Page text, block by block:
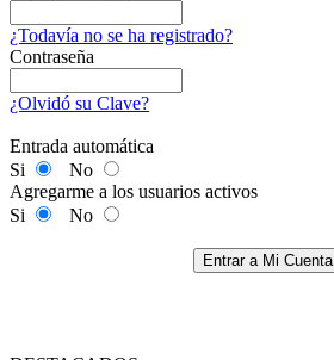
¿Todavía no se ha registrado?
Contraseña
¿Olvidó su Clave?
Entrada automática
Si
No
Agregarme a los usuarios activos
Si
No
Entrar a Mi Cuenta